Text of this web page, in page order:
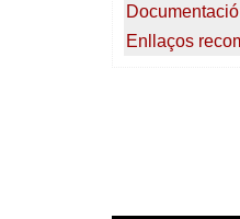
Documentació
Enllaços